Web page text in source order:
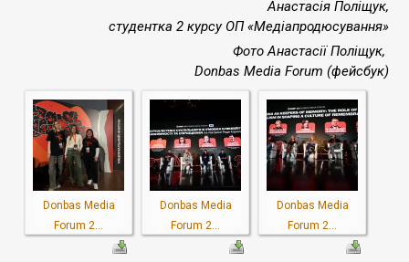
Анастасія Поліщук,
студентка 2 курсу ОП «Медіапродюсування»
Фото Анастасії Поліщук,
Donbas Media Forum (фейсбук)
Donbas Media
Forum 2...
Donbas Media
Forum 2...
Donbas Media
Forum 2...